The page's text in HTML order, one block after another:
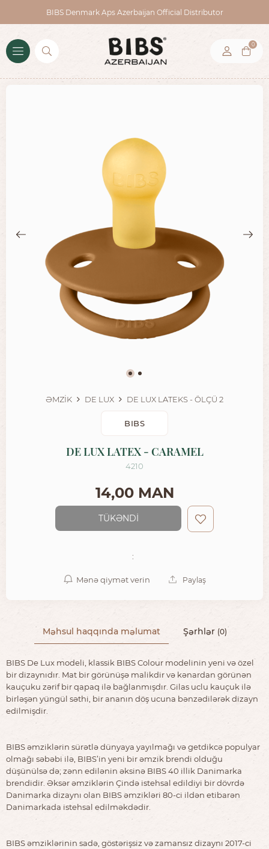
BIBS Denmark Aps Azerbaijan Official Distributor
0
ƏMZİK DE LUX DE LUX LATEKS - ÖLÇÜ 2
BIBS
DE LUX LATEX - CARAMEL
4210
14,00 MAN
TÜKƏNDİ
:
Mənə qiymət verin Paylaş
Məhsul haqqında məlumat Şərhlər (0)
BIBS De Lux modeli, klassik BIBS Colour modelinin yeni və özel
bir dizaynıdır. Mat bir görünüşə malikdir və kənardan görünən
kauçuku zərif bir qapaq ilə bağlanmışdır. Gilas uclu kauçuk ilə
birləşən yüngül səthi, bir ananın döş ucuna bənzədilərək dizayn
edilmişdir.
BIBS əmziklərin sürətlə dünyaya yayılmağı və getdikcə populyar
olmağı səbəbi ilə, BIBS’in yeni bir əmzik brendi olduğu
düşünülsə də; zənn edilənin əksinə BIBS 40 illik Danimarka
brendidir. Əksər əmziklərin Çində istehsal edildiyi bir dövrdə
Danimarka dizaynı olan BIBS əmzikləri 80-ci ildən etibarən
Danimarkada istehsal edilməkdədir.
BIBS əmziklərinin sadə, göstərişsiz və zamansız dizaynı 2017-ci